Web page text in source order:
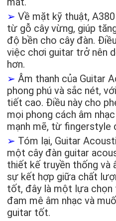
➢Về mặt kỹ thuật,
từ gỗ cây vừng, giúp
độ bền cho cây đàn.
việc chơi guitar trở nên
hơn.
➢Âm thanh của Guitar
phong phú và sắc nét,
tiết cao. Điều này cho
mọi phong cách âm
mạnh mẽ, từ fingerstyle
➢ Tóm lại, Guitar
một cây đàn guitar
thiết kế truyền thống và
sự kết hợp giữa chất
tốt, đây là một lựa chọn
đam mê âm nhạc và
guitar tốt.